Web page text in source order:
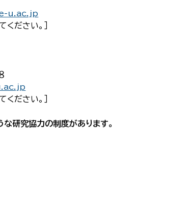
u.ac.jp
ください。］
ください。］
研究協力の制度があります。